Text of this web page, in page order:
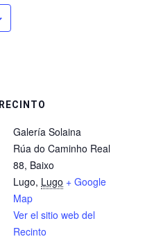
RECINTO
Galería Solaina
Rúa do Caminho Real
88, Baixo
Lugo, Lugo + Google
Map
Ver el sitio web del
Recinto